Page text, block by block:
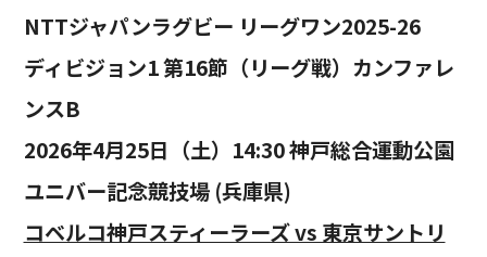
NTTジャパンラグビー リーグワン2025-26
ディビジョン1 第16節（リーグ戦）カンファレ
ンスB
2026年4月25日（土）14:30 神戸総合運動公園
ユニバー記念競技場 (兵庫県)
コベルコ神戸スティーラーズ vs 東京サントリ